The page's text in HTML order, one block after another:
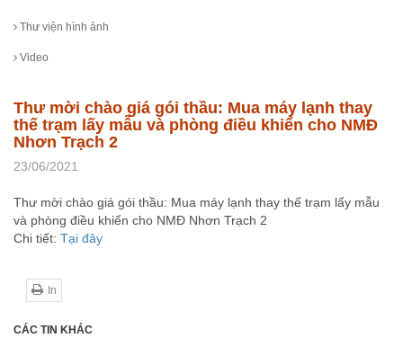
Thư viện hình ảnh
Video
Thư mời chào giá gói thầu: Mua máy lạnh thay
thế trạm lấy mẫu và phòng điều khiển cho NMĐ
Nhơn Trạch 2
23/06/2021
Thư mời chào giá gói thầu: Mua máy lạnh thay thế trạm lấy mẫu
và phòng điều khiển cho NMĐ Nhơn Trạch 2
Chi tiết: Tại đây
In
CÁC TIN KHÁC